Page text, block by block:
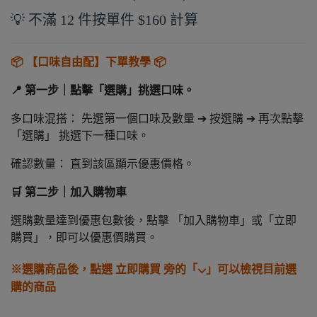
💡 不滿 12 件按單件 $160 計算
📦 【口味自由配】下單教學 📦
📍 第一步｜點擊「選購」挑選口味。
多口味混搭： 先選第一個口味及數量 ➔ 按選購 ➔ 再次點擊
「選購」 挑選下一種口味。
確認數量： 直到該區顯示優惠價格。
🛒 第二步｜加入購物車
選購數量達到優惠包數後，點擊 「加入購物車」或「立即
購買」，即可以優惠價購買。
※選購商品後，點選 立即購買 旁的「⌵ 」可以檢視目前選
購的商品